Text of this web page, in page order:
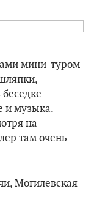
мини-туром
и музыка.
на
там очень
Могилевская